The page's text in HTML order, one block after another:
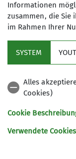
Informationen
zusammen, die Sie
im Rahmen Ihrer
SYSTEM
Alles
Cookies)
Cookie
Verwendete Cookies